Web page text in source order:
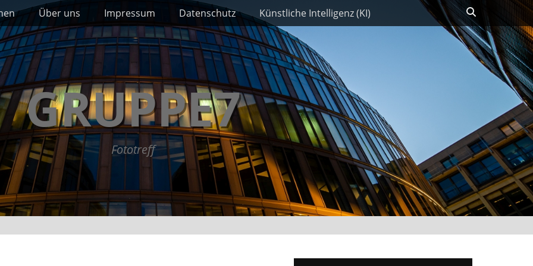
Über uns Impressum Datenschutz Künstliche Intelligenz (KI)
GRUPPE7
Fototreff